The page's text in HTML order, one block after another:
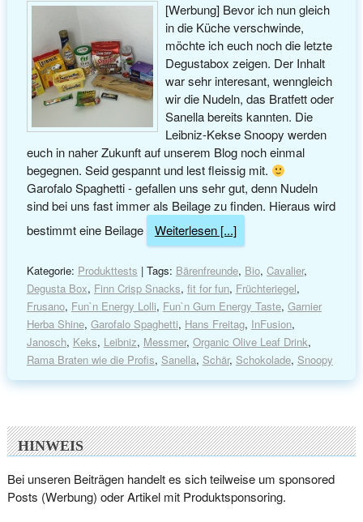
[Werbung] Bevor ich nun gleich
in die Küche verschwinde,
möchte ich euch noch die letzte
Degustabox zeigen. Der Inhalt
war sehr interesant, wenngleich
wir die Nudeln, das Bratfett oder
Sanella bereits kannten. Die
Leibniz-Kekse Snoopy werden
euch in naher Zukunft auf unserem Blog noch einmal
begegnen. Seid gespannt und lest fleissig mit.
Garofalo Spaghetti - gefallen uns sehr gut, denn Nudeln
sind bei uns fast immer als Beilage zu finden. Hieraus wird
bestimmt eine Beilage
Weiterlesen [...]
Kategorie: Produkttests | Tags: Bärenfreunde, Bio, Cavalier,
Degusta Box, Finn Crisp Snacks, fit for fun, Früchteriegel,
Frusano, Fun`n Energy Lolli, Fun`n Gum Energy Taste, Garnier
Herba Shine, Garofalo Spaghetti, Hans Freitag, InFusion,
Janosch, Keks, Leibniz, Messmer, Organic Olive Leaf Drink,
Rama Braten wie die Profis, Sanella, Schär, Schokolade, Snoopy
HINWEIS
Bei unseren Beiträgen handelt es sich teilweise um sponsored
Posts (Werbung) oder Artikel mit Produktsponsoring.